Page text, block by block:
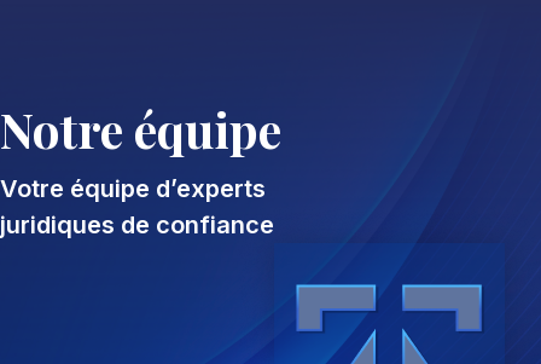
Notre équipe
Votre équipe d’experts
juridiques de confiance